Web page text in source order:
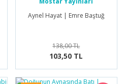
Aynel Hayat | Emre Baştuğ
138,00 TL
103,50 TL